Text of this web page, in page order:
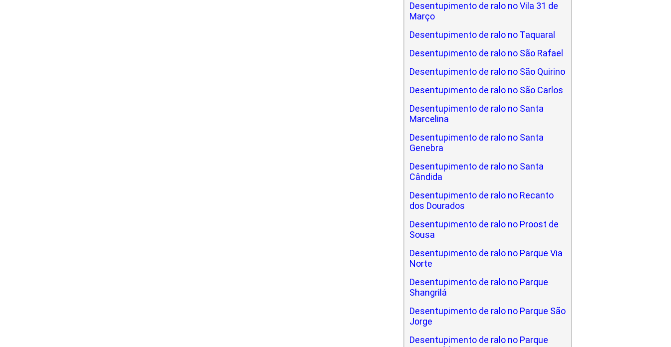
Desentupimento de ralo no Vila 31 de
Março
Desentupimento de ralo no Taquaral
Desentupimento de ralo no São Rafael
Desentupimento de ralo no São Quirino
Desentupimento de ralo no São Carlos
Desentupimento de ralo no Santa
Marcelina
Desentupimento de ralo no Santa
Genebra
Desentupimento de ralo no Santa
Cândida
Desentupimento de ralo no Recanto
dos Dourados
Desentupimento de ralo no Proost de
Sousa
Desentupimento de ralo no Parque Via
Norte
Desentupimento de ralo no Parque
Shangrilá
Desentupimento de ralo no Parque São
Jorge
Desentupimento de ralo no Parque